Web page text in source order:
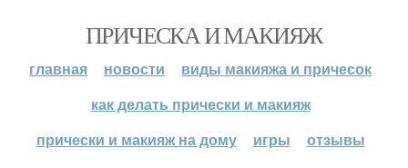
ПРИЧЕСКА И МАКИЯЖ
главная новости
виды макияжа и причесок
как делать прически и макияж
прически и макияж на дому
игры отзывы